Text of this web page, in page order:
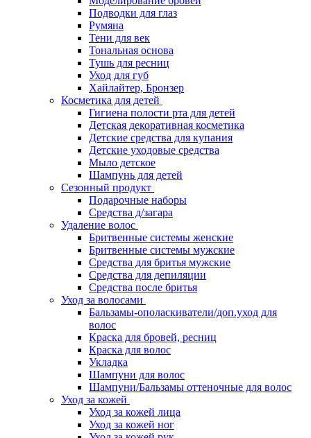
Подводки для глаз
Румяна
Тени для век
Тональная основа
Тушь для ресниц
Уход для губ
Хайлайтер, Бронзер
Косметика для детей
Гигиена полости рта для детей
Детская декоративная косметика
Детские средства для купания
Детские уходовые средства
Мыло детское
Шампунь для детей
Сезонный продукт
Подарочные наборы
Средства д/загара
Удаление волос
Бритвенные системы женские
Бритвенные системы мужские
Средства для бритья мужские
Средства для депиляции
Средства после бритья
Уход за волосами
Бальзамы-ополаскиватели/доп.уход для
волос
Краска для бровей, ресниц
Краска для волос
Укладка
Шампуни для волос
Шампуни/Бальзамы оттеночные для волос
Уход за кожей
Уход за кожей лица
Уход за кожей ног